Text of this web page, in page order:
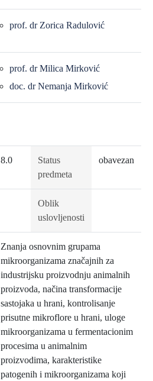
prof. dr Zorica Radulović
prof. dr Milica Mirković
doc. dr Nemanja Mirković
8.0
Status
predmeta
obavezan
Oblik
uslovljenosti
Znanja osnovnim grupama
mikroorganizama značajnih za
industrijsku proizvodnju animalnih
proizvoda, načina transformacije
sastojaka u hrani, kontrolisanje
prisutne mikroflore u hrani, uloge
mikroorganizama u fermentacionim
procesima u animalnim
proizvodima, karakteristike
patogenih i mikroorganizama koji